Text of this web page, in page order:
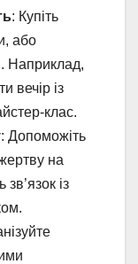
: Купіть
або
Наприклад,
вечір із
клас.
: Допоможіть
на
зв’язок із